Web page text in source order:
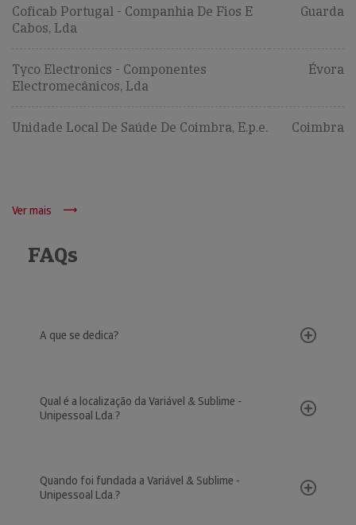
Coficab Portugal - Companhia De Fios E
Cabos, Lda
Guarda
Tyco Electronics - Componentes
Electromecânicos, Lda
Évora
Unidade Local De Saúde De Coimbra, E.p.e. Coimbra
Ver mais
FAQs
A que se dedica?
Qual é a localização da Variável & Sublime -
Unipessoal Lda.?
Quando foi fundada a Variável & Sublime -
Unipessoal Lda.?